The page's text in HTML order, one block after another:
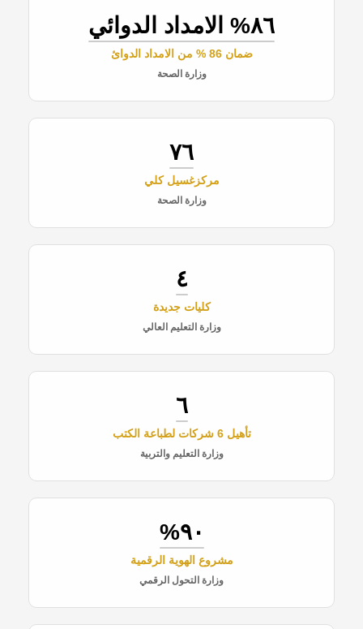
٨٦% الامداد الدوائي
ضمان 86 % من الامداد الدوائ
وزارة الصحة
٧٦
مركزغسيل كلي
وزارة الصحة
٤
كليات جديدة
وزارة التعليم العالي
٦
تأهيل 6 شركات لطباعة الكتب
وزارة التعليم والتربية
٩٠%
مشروع الهوية الرقمية
وزارة التحول الرقمي